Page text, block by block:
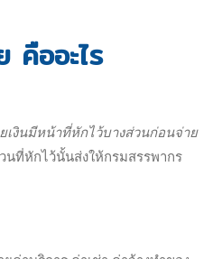
ออะไร
เงินมีหน้าที่หักไว้บางส่วนก่อนจ่าย
นที่หักไว้นั้นส่งให้กรมสรรพากร